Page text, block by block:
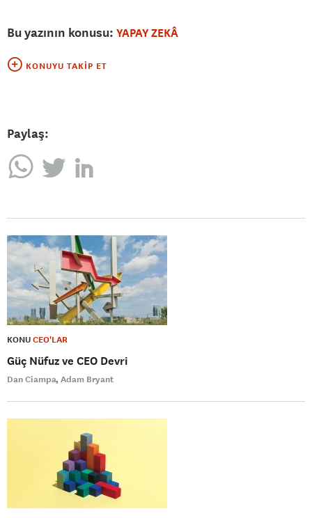
Bu yazının konusu: YAPAY ZEKÂ
KONUYU TAKIP ET
Paylaş:
KONUCEO'LAR
Güç Nüfuz ve CEO Devri
Dan Ciampa Adam Bryant